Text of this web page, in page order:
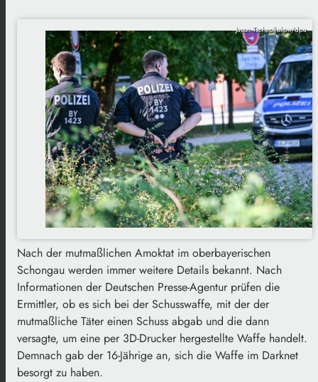
Jason Tschepljakow/dpa
Nach der mutmaßlichen Amoktat im oberbayerischen
Schongau werden immer weitere Details bekannt. Nach
Informationen der Deutschen Presse-Agentur prüfen die
Ermittler, ob es sich bei der Schusswaffe, mit der der
mutmaßliche Täter einen Schuss abgab und die dann
versagte, um eine per 3D-Drucker hergestellte Waffe handelt.
Demnach gab der 16-Jährige an, sich die Waffe im Darknet
besorgt zu haben.